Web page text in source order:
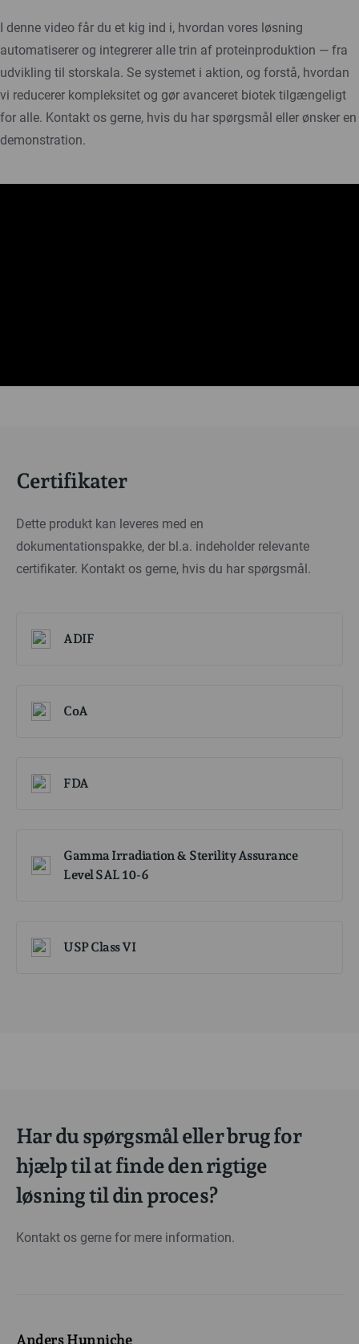
I denne video får du et kig ind i, hvordan vores løsning
automatiserer og integrerer alle trin af proteinproduktion — fra
udvikling til storskala. Se systemet i aktion, og forstå, hvordan
vi reducerer kompleksitet og gør avanceret biotek tilgængeligt
for alle. Kontakt os gerne, hvis du har spørgsmål eller ønsker en
demonstration.
Certifikater
Dette produkt kan leveres med en
dokumentationspakke, der bl.a. indeholder relevante
certifikater. Kontakt os gerne, hvis du har spørgsmål.
ADIF
CoA
FDA
Gamma Irradiation & Sterility Assurance
Level SAL 10-6
USP Class VI
Har du spørgsmål eller brug for
hjælp til at finde den rigtige
løsning til din proces?
Kontakt os gerne for mere information.
Anders Hunniche